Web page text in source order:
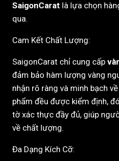
SaigonCarat là lựa chọn
qua.
Cam Kết Chất Lượng:
SaigonCarat chỉ cung cấp
đảm bảo hàm lượng vàng
nhận rõ ràng và minh bạch
phẩm đều được kiểm định,
tờ xác thực đầy đủ, giúp
về chất lượng.
Đa Dạng Kích Cỡ: